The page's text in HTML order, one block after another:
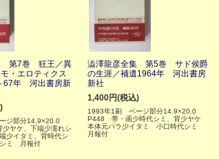
第7巻 狂王／異
・エロティクス
67年 河出書房新
ジ部分14.9×20.0
ヤケ、下端少濡れシ
少イタミ、背時代シ
ミ 月報付
澁澤龍彦全集 第5巻 サド侯爵
の生涯／補遺1964年 河出書房
新社
1,400円(税込)
1993年1刷 ページ部分14.9×20.0
P448 帯・函少時代シミ、背少ヤケ
本体元パラ少イタミ 小口時代シミ
月報付